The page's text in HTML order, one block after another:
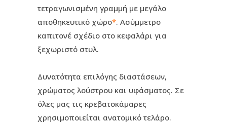
τετραγωνισμένη γραμμή με μεγάλο
αποθηκευτικό χώρο*. Ασύμμετρο
καπιτονέ σχέδιο στο κεφαλάρι για
ξεχωριστό στυλ.
Δυνατότητα επιλόγης διαστάσεων,
χρώματος λούστρου και υφάσματος. Σε
όλες μας τις κρεβατοκάμαρες
χρησιμοποιείται ανατομικό τελάρο.